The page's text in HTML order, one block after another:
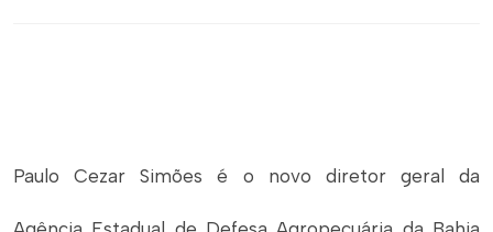
Paulo Cezar Simões é o novo diretor geral da